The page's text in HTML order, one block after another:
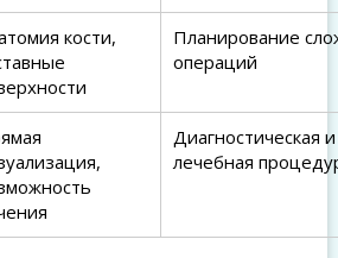
кости,
Планирование
операций
Диагностическая и
лечебная